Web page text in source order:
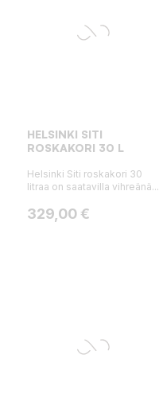
HELSINKI SITI
ROSKAKORI 30 L
Helsinki Siti roskakori 30
litraa on saatavilla vihreänä...
Hinta
329,00 €